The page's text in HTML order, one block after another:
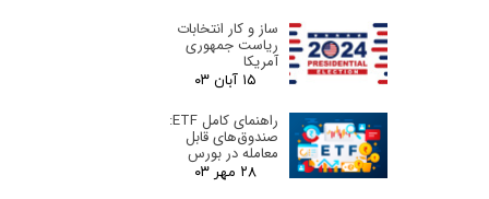
ساز و کار انتخابات
ریاست جمهوری
آمریکا
۱۵ آبان ۰۳
راهنمای کامل ETF:
صندوق‌های قابل
معامله در بورس
۲۸ مهر ۰۳